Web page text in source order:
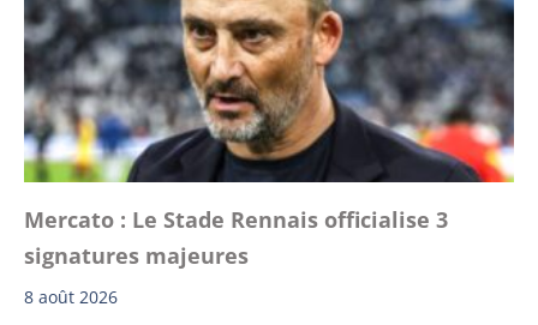
Mercato : Le Stade Rennais officialise 3
signatures majeures
8 août 2026